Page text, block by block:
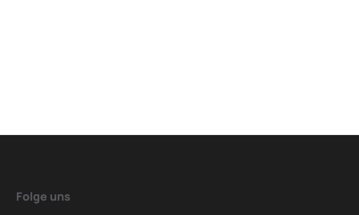
Folge uns